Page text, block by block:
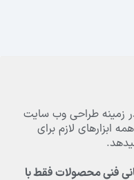
زمینه طراحی وب سایت
لازم برای
فنی محصولات فقط با